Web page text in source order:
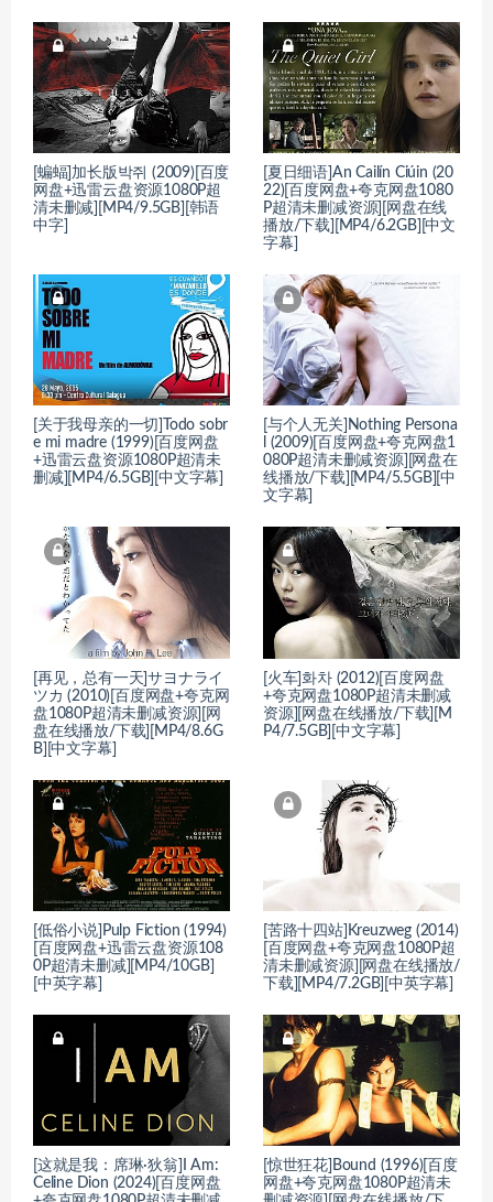
[蝙蝠]加长版박쥐 (2009)[百度
网盘+迅雷云盘资源1080P超
清未删减][MP4/9.5GB][韩语
中字]
[夏日细语]An Cailín Ciúin (20
22)[百度网盘+夸克网盘1080
P超清未删减资源][网盘在线
播放/下载][MP4/6.2GB][中文
字幕]
[关于我母亲的一切]Todo sobr
e mi madre (1999)[百度网盘
+迅雷云盘资源1080P超清未
删减][MP4/6.5GB][中文字幕]
[与个人无关]Nothing Persona
l (2009)[百度网盘+夸克网盘1
080P超清未删减资源][网盘在
线播放/下载][MP4/5.5GB][中
文字幕]
[再见，总有一天]サヨナライ
ツカ (2010)[百度网盘+夸克网
盘1080P超清未删减资源][网
盘在线播放/下载][MP4/8.6G
B][中文字幕]
[火车]화차 (2012)[百度网盘
+夸克网盘1080P超清未删减
资源][网盘在线播放/下载][M
P4/7.5GB][中文字幕]
[低俗小说]Pulp Fiction (1994)
[百度网盘+迅雷云盘资源108
0P超清未删减][MP4/10GB]
[中英字幕]
[苦路十四站]Kreuzweg (2014)
[百度网盘+夸克网盘1080P超
清未删减资源][网盘在线播放/
下载][MP4/7.2GB][中英字幕]
[这就是我：席琳·狄翁]I Am:
Celine Dion (2024)[百度网盘
[惊世狂花]Bound (1996)[百度
网盘+夸克网盘1080P超清未